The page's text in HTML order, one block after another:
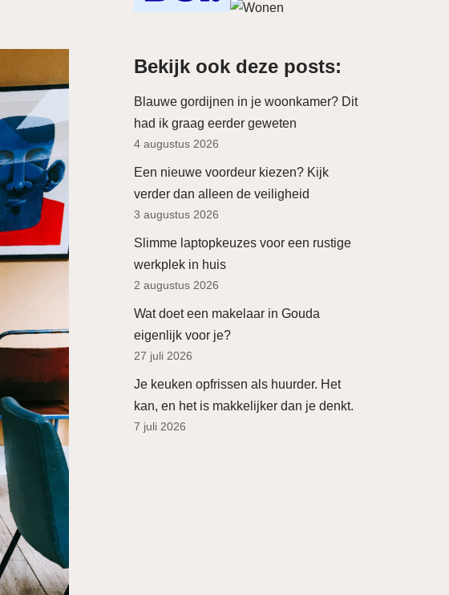
Bekijk ook deze posts:
Blauwe gordijnen in je woonkamer? Dit
had ik graag eerder geweten
4 augustus 2026
Een nieuwe voordeur kiezen? Kijk
verder dan alleen de veiligheid
3 augustus 2026
Slimme laptopkeuzes voor een rustige
werkplek in huis
2 augustus 2026
Wat doet een makelaar in Gouda
eigenlijk voor je?
27 juli 2026
Je keuken opfrissen als huurder. Het
kan, en het is makkelijker dan je denkt.
7 juli 2026